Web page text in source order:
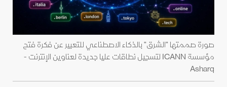
صورة صممتها "الشرق" بالذكاء الاصطناعي للتعبير عن فكرة فتح
مؤسسة ICANN لتسجيل نطاقات عليا جديدة لعناوين الإنترنت -
Asharq